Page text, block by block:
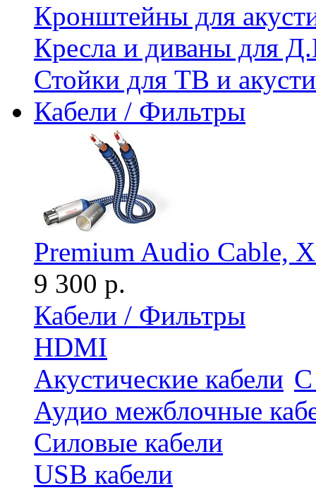
Кронштейны для
Кресла и диваны для
Стойки для ТВ и
Кабели / Фильтры
Premium Audio Cable,
9 300 р.
Кабели / Фильтры
HDMI
Акустические кабели С
Аудио межблочные
Силовые кабели
USB кабели